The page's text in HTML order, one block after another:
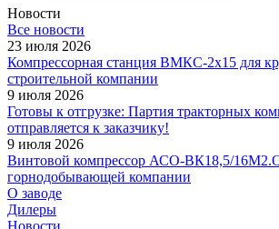
Новости
Все новости
23 июля 2026
Компрессорная станция ВМКС-2х15 для
строительной компании
9 июля 2026
Готовы к отгрузке: Партия тракторных
отправляется к заказчику!
9 июля 2026
Винтовой компрессор АСО-ВК18,5/
горнодобывающей компании
О заводе
Дилеры
Новости